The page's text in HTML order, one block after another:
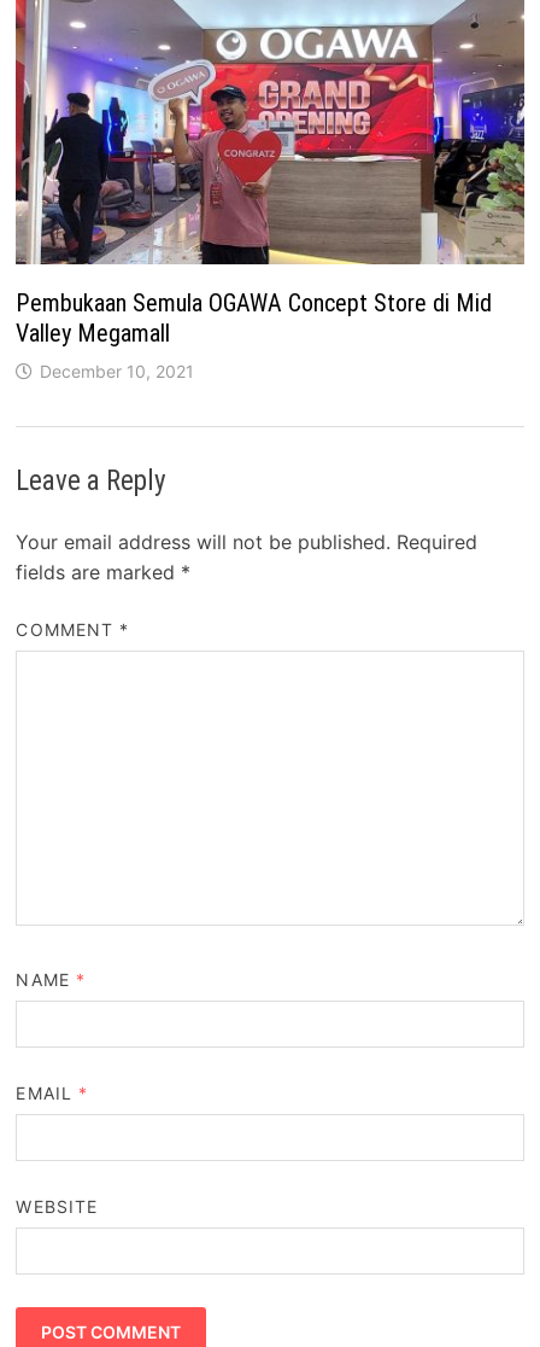
Pembukaan Semula OGAWA Concept Store di Mid
Valley Megamall
December 10, 2021
Leave a Reply
Your email address will not be published. Required
fields are marked *
COMMENT *
NAME *
EMAIL *
WEBSITE